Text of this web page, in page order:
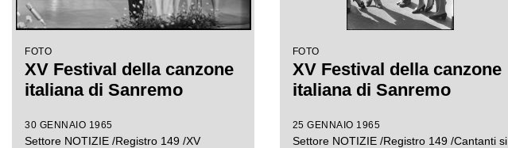
FOTO
XV Festival della canzone
italiana di Sanremo
30 GENNAIO 1965
Settore NOTIZIE /Registro 149 /XV
FOTO
XV Festival della canzone
italiana di Sanremo
25 GENNAIO 1965
Settore NOTIZIE /Registro 149 /Cantanti si